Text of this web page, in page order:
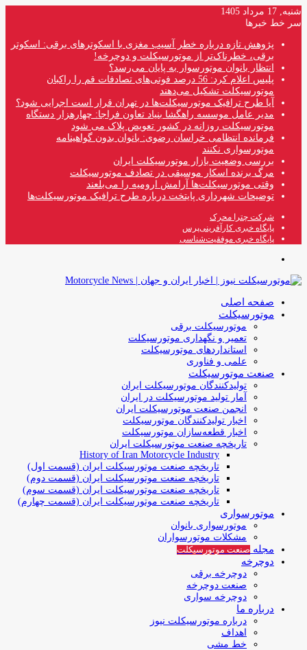
شنبه, 17 مرداد 1405
سر خط خبرها
پژوهش تازه درباره خطر آسیب مغزی با اسکوترهای برقی: اسکوتر
برقی، خطرناک‌تر از موتورسیکلت و دوچرخه!
انتظار بانوان موتورسوار به پایان می‌رسد؟
پلیس اعلام کرد: 56 درصد فوتی‌های تصادفات قم را راکبان
موتورسیکلت تشکیل می‌دهند
آیا طرح ترافیک موتورسیکلت‌ها در تهران قرار است اجرایی شود؟
مدیر عامل موسسه راهگشا بنیاد تعاون فراجا: چهارهزار دستگاه
موتورسیکلت روزانه در کشور تعویض پلاک می شود
فرمانده انتظامی خراسان رضوی: بانوان بدون گواهینامه
موتورسواری نکنند
بررسی وضعیت بازار موتورسیکلت ایران
مرگ برنده اسکار موسیقی در تصادف موتورسیکلت
وقتی موتورسیکلت‌ها آرامش ارومیه را می‌بلعند
توضیحات شهرداری پایتخت درباره طرح ترافیک موتورسیکلت‌ها
شرکت چترا محرک
پایگاه خبری کارآفرینی‌پرس
پایگاه خبری موفقیت‌شناسی
صفحه اصلی
موتورسیکلت
موتورسیکلت برقی
تعمیر و نگهداری موتورسیکلت
استانداردهای موتورسیکلت
علمی و فناوری
صنعت موتورسیکلت
تولیدکنندگان موتورسیکلت ایران
آمار تولید موتورسیکلت در ایران
انجمن صنعت موتورسیکلت ایران
اخبار تولیدکنندگان موتورسیکلت
اخبار قطعه‌سازان موتورسیکلت
تاریخچه صنعت موتورسیکلت ایران
History of Iran Motorcycle Industry
تاریخچه صنعت موتورسیکلت ایران (قسمت اول)
تاریخچه صنعت موتورسیکلت ایران (قسمت دوم)
تاریخچه صنعت موتورسیکلت ایران (قسمت سوم)
تاریخچه صنعت موتورسیکلت ایران (قسمت چهارم)
موتورسواری
موتورسواری بانوان
مشکلات موتورسواران
مجله صنعت موتورسیکلت
دوچرخه
دوچرخه برقی
صنعت دوچرخه
دوچرخه سواری
درباره ما
درباره موتورسیکلت نیوز
اهداف
خط مشی